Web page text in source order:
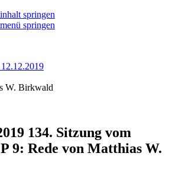
springen
springen
W. Birkwald
134. Sitzung vom
9: Rede von Matthias W.